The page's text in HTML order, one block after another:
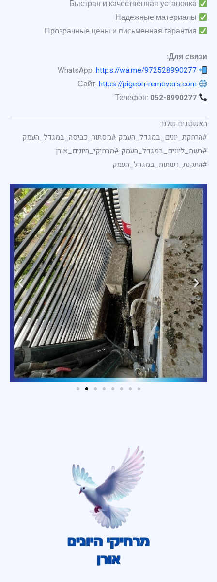
Для связи:
https://wa.me/972528990277
https://pigeon-removers.com
052-8990277
האשטגים שלנו:
#הרחקת_יונים_במגדל_העמק #מסתור_כביסה_במגדל_העמק
#רשת_ליונים_במגדל_העמק #מרחיקי_היונים_אורן
#התקנת_רשתות_במגדל_העמק